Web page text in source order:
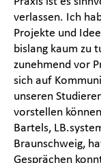
verlassen. Ich
Projekte und
bislang kaum zu
zunehmend vor
sich auf
unseren
vorstellen
Bartels,
Braunschweig,
Gesprächen